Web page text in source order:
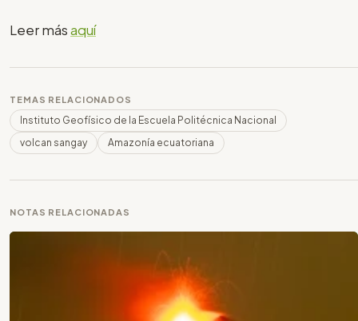
Leer másaquí
TEMAS RELACIONADOS
Instituto Geofísico de la Escuela Politécnica Nacional
volcan sangay
Amazonía ecuatoriana
NOTAS RELACIONADAS